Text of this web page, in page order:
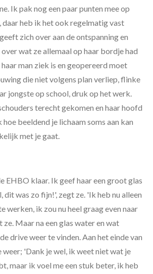
Ik pak nog een paar punten mee op
daar heb ik het ook regelmatig vast
zich over aan de ontspanning en
wat ze allemaal op haar bordje had
man ziek is en geopereerd moet
die niet volgens plan verliep, flinke
jongste op school, druk op het werk.
terecht gekomen en haar hoofd
beeldend je lichaam soms aan kan
met je gaat.
EHBO klaar. Ik geef haar een groot glas
dit was zo fijn!', zegt ze. 'Ik heb nu alleen
werken, ik zou nu heel graag even naar
ze. Maar na een glas water en wat
drive weer te vinden. Aan het einde van
weer; 'Dank je wel, ik weet niet wat je
maar ik voel me een stuk beter, ik heb